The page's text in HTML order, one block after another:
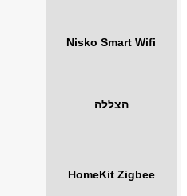
Nisko Smart Wifi
הצללה
HomeKit Zigbee